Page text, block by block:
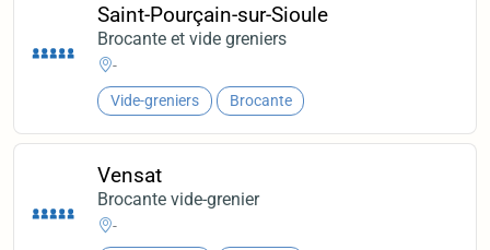
Saint-Pourçain-sur-Sioule
Brocante et vide greniers
-
Vide-greniers Brocante
Vensat
Brocante vide-grenier
-